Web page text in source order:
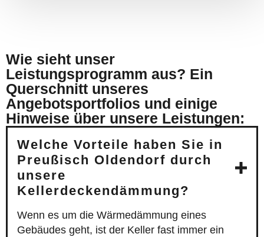
Wie sieht unser
Leistungsprogramm aus? Ein
Querschnitt unseres
Angebotsportfolios und einige
Hinweise über unsere Leistungen:
Welche Vorteile haben Sie in
Preußisch Oldendorf durch
unsere
Kellerdeckendämmung?
Wenn es um die Wärmedämmung eines
Gebäudes geht, ist der Keller fast immer ein